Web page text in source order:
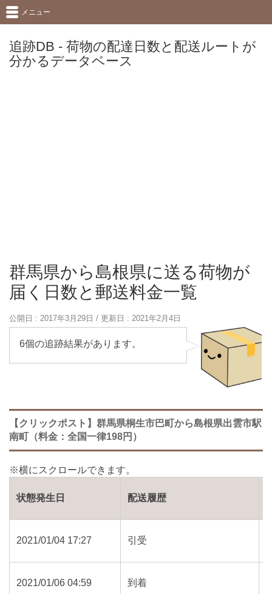
追跡DB - 荷物の配達日数と配送ルートが
分かるデータベース
メニュー
群馬県から島根県に送る荷物が
届く日数と郵送料金一覧
公開日 : 2017年3月29日 / 更新日 : 2021年2月4日
6個の追跡結果があります。
【クリックポスト】群馬県桐生市巴町から島根県出雲市駅
南町（料金：全国一律198円）
状態発生日 配送履歴
2021/01/04 17:27 引受
2021/01/06 04:59 到着